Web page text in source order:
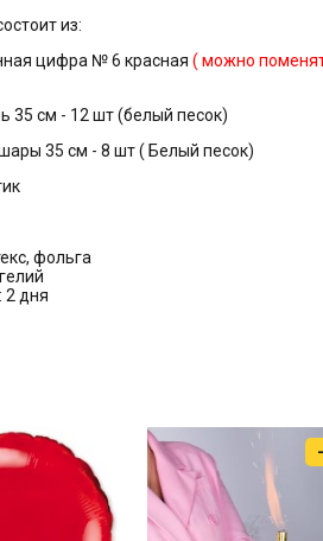
из:
цифра № 6 красная ( можно
35 см - 12 шт (белый песок)
35 см - 8 шт ( Белый песок)
фольга
2 дня